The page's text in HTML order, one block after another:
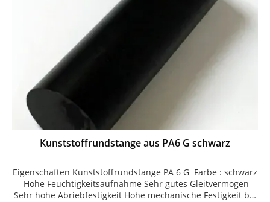
Kunststoffrundstange aus PA6 G schwarz
Eigenschaften Kunststoffrundstange PA 6 G Farbe : schwarz
Hohe Feuchtigkeitsaufnahme Sehr gutes Gleitvermögen
Sehr hohe Abriebfestigkeit Hohe mechanische Festigkeit bei